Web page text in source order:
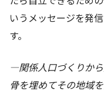
いうメッセージを発
す。
―関係人口づくりか
骨を埋めてその地域